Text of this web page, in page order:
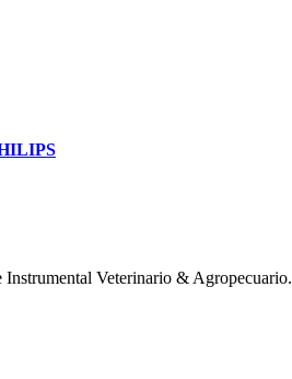
Veterinario & Agropecuario.